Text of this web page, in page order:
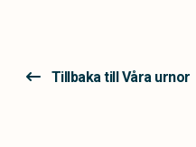
Tillbaka till Våra urnor